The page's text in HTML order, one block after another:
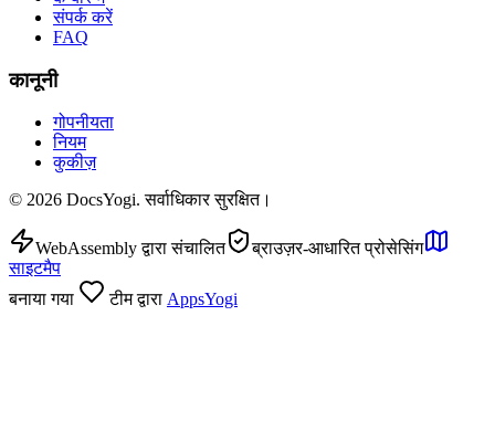
संपर्क करें
FAQ
कानूनी
गोपनीयता
नियम
कुकीज़
© 2026 DocsYogi. सर्वाधिकार सुरक्षित।
WebAssembly द्वारा संचालित
ब्राउज़र-आधारित प्रोसेसिंग
साइटमैप
बनाया गया
टीम द्वारा AppsYogi